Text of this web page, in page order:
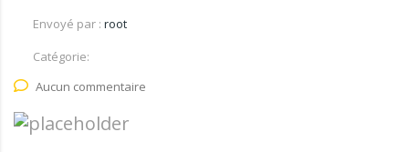
Envoyé par : root
Catégorie:
Aucun commentaire